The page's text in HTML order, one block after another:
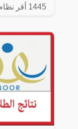
1445
رواتب